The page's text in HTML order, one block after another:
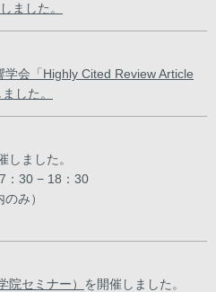
ました。
会「Highly Cited Review Article
した。
しました。
：30 − 18：30
み）
院セミナー） を開催しました。